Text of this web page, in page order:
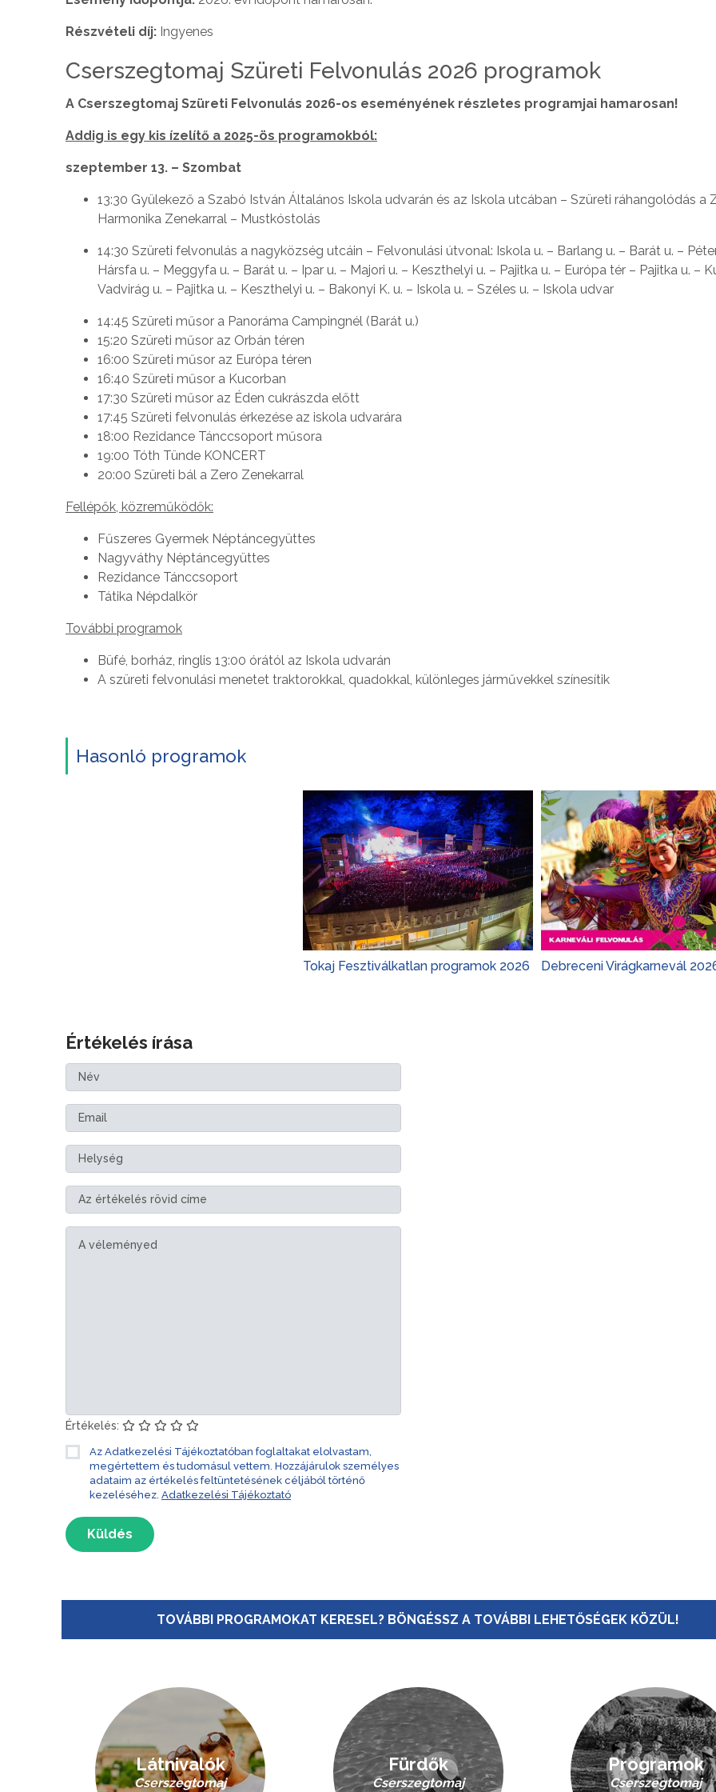
Részvételi díj: Ingyenes
Cserszegtomaj Szüreti Felvonulás 2026 programok
A Cserszegtomaj Szüreti Felvonulás 2026-os eseményének részletes programjai hamarosan!
Addig is egy kis ízelítő a 2025-ös programokból:
szeptember 13. – Szombat
13:30 Gyülekező a Szabó István Általános Iskola udvarán és az Iskola utcában – Szüreti ráhangolódás a
Harmonika Zenekarral – Mustkóstolás
14:30 Szüreti felvonulás a nagyközség utcáin – Felvonulási útvonal: Iskola u. – Barlang u. – Barát u. –
Hársfa u. – Meggyfa u. – Barát u. – Ipar u. – Majori u. – Keszthelyi u. – Pajitka u. – Európa tér – Pajitka u. –
Vadvirág u. – Pajitka u. – Keszthelyi u. – Bakonyi K. u. – Iskola u. – Széles u. – Iskola udvar
14:45 Szüreti műsor a Panoráma Campingnél (Barát u.)
15:20 Szüreti műsor az Orbán téren
16:00 Szüreti műsor az Európa téren
16:40 Szüreti műsor a Kucorban
17:30 Szüreti műsor az Éden cukrászda előtt
17:45 Szüreti felvonulás érkezése az iskola udvarára
18:00 Rezidance Tánccsoport műsora
19:00 Tóth Tünde KONCERT
20:00 Szüreti bál a Zero Zenekarral
Fellépők, közreműködők:
Fűszeres Gyermek Néptáncegyüttes
Nagyváthy Néptáncegyüttes
Rezidance Tánccsoport
Tátika Népdalkör
További programok
Büfé, borház, ringlis 13:00 órától az Iskola udvarán
A szüreti felvonulási menetet traktorokkal, quadokkal, különleges járművekkel színesítik
Hasonló programok
Tokaj Fesztiválkatlan programok 2026 Debreceni Virágkarnevál
Értékelés írása
Értékelés:
Az Adatkezelési Tájékoztatóban foglaltakat elolvastam,
megértettem és tudomásul vettem. Hozzájárulok személyes
adataim az értékelés feltüntetésének céljából történő
kezeléséhez. Adatkezelési Tájékoztató
Küldés
TOVÁBBI PROGRAMOKAT KERESEL? BÖNGÉSSZ A TOVÁBBI LEHETŐSÉGEK KÖZÜL!
Látnivalók
Cserszegtomaj
Fürdők
Cserszegtomaj
Programok
Cserszegtomaj